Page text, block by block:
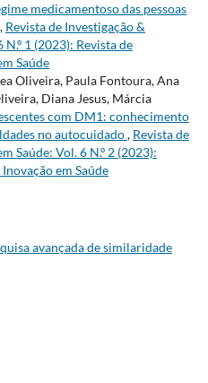
medicamentoso das pessoas
, Revista de Investigação &
N.º 1 (2023): Revista de
Saúde
Oliveira, Paula Fontoura, Ana
Diana Jesus, Márcia
com DM1: conhecimento
no autocuidado, Revista de
Saúde: Vol. 6 N.º 2 (2023):
em Saúde
avançada de similaridade